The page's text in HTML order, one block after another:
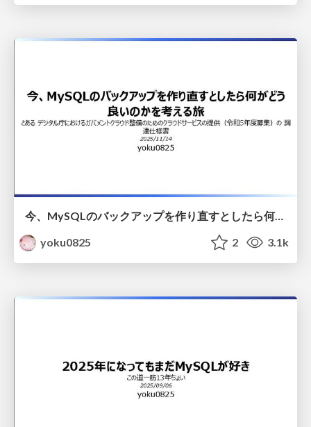
今、MySQLのバックアップを作り直すとしたら何がどう良いのかを考える旅
yoku0825
2 3.1k